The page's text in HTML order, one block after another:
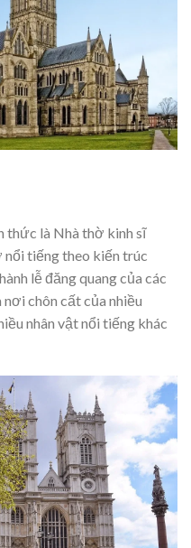
thức là Nhà thờ kinh sĩ
nổi tiếng theo kiến trúc
lễ đăng quang của các
nơi chôn cất của nhiều
nhân vật nổi tiếng khác